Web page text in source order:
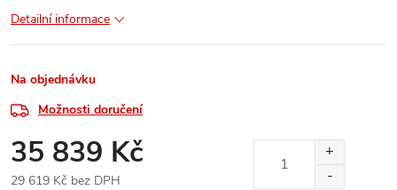
Detailní informace
Na objednávku
Možnosti doručení
35 839 Kč
29 619 Kč bez DPH